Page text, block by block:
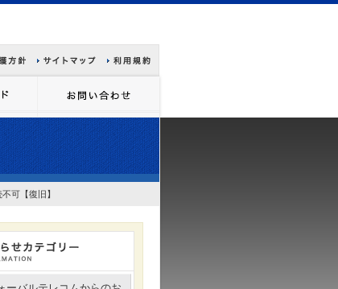
可【復旧】